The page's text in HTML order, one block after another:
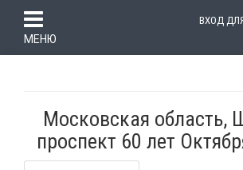
МЕНЮ
ВХОД
Московская область,
проспект 60 лет